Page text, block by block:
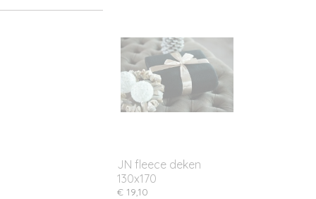
JN fleece deken
130x170
€ 19,10